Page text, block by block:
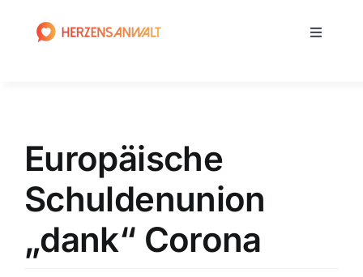
Toggle
Anwalt
Europäische
Schuldenunion
„dank“ Corona